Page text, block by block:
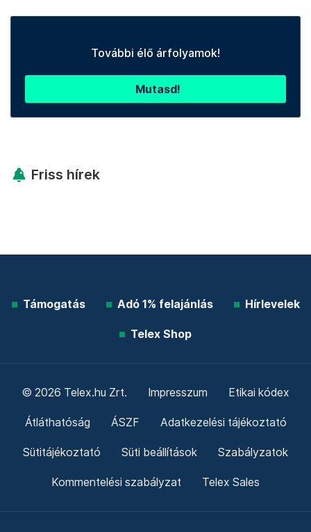
További élő árfolyamok!
Mutasd!
Friss hírek
Támogatás Adó 1% felajánlás Hírlevelek
Telex Shop
© 2026 Telex.hu Zrt. Impresszum Etikai kódex
Átláthatóság ÁSZF Adatkezelési tájékoztató
Sütitájékoztató Süti beállítások Szabályzatok
Kommentelési szabályzat Telex Sales